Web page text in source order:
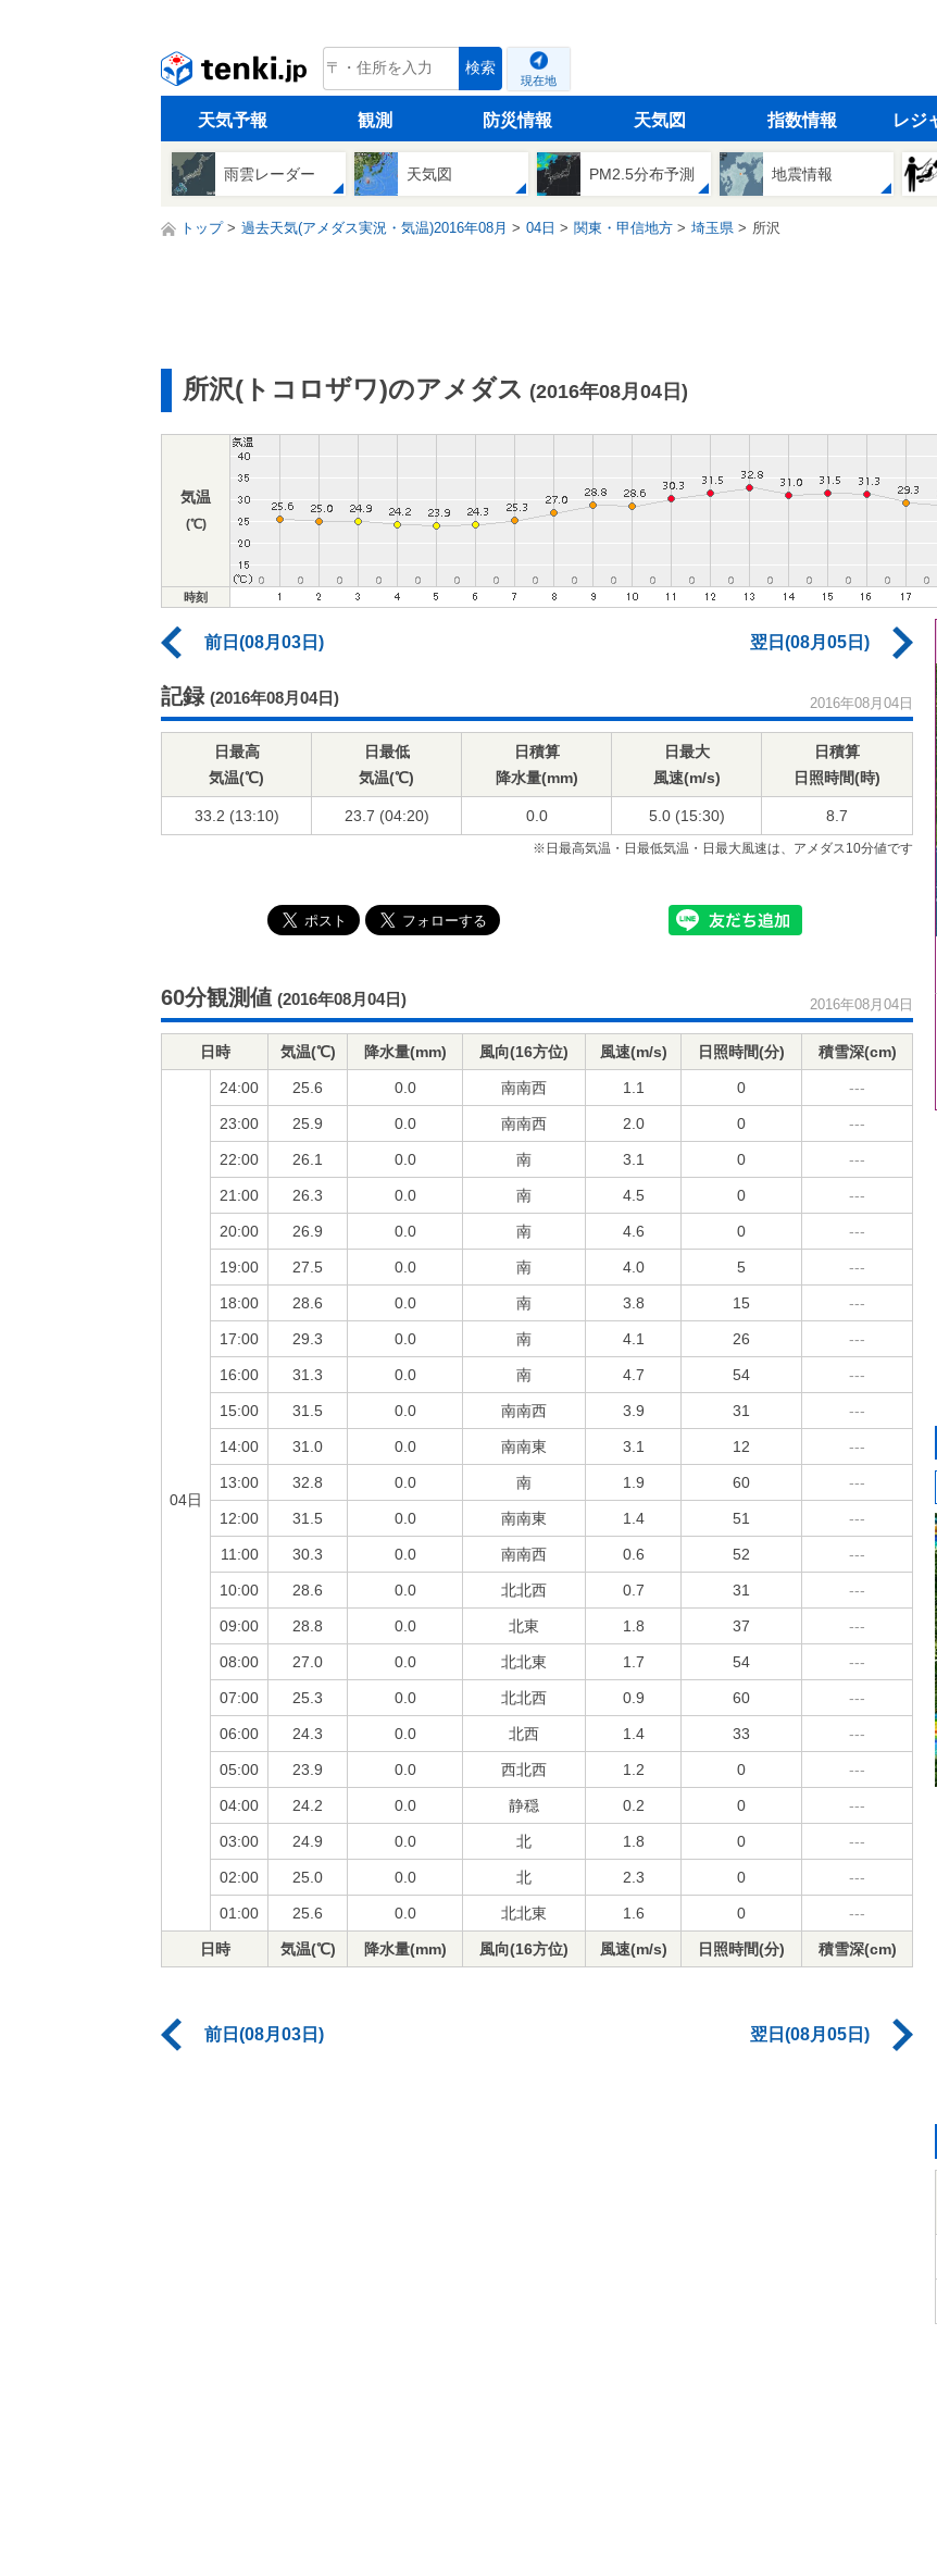
tenki.jp 検索
現在地
天気予報 観測 防災情報 天気図 指数情報 レジ
雨雲レーダー 天気図 PM2.5分布予測 地震情報
トップ 過去天気(アメダス実況・気温)2016年08月 04日 関東・甲信地方 埼玉県 所沢
所沢(トコロザワ)のアメダス (2016年08月04日)
気温
(℃)
時刻
前日(08月03日) 翌日(08月05日)
記録 (2016年08月04日) 2016年08月04日
日最高
気温(℃)
日最低
気温(℃)
日積算
降水量(mm)
日最大
風速(m/s)
日積算
日照時間(時)
33.2 (13:10) 23.7 (04:20) 0.0 5.0 (15:30) 8.7
※日最高気温・日最低気温・日最大風速は、アメダス10分値です
60分観測値 (2016年08月04日) 2016年08月04日
日時 気温(℃) 降水量(mm) 風向(16方位) 風速(m/s) 日照時間(分) 積雪深(cm)
04日
24:00 25.6 0.0 南南西 1.1 0 ---
23:00 25.9 0.0 南南西 2.0 0 ---
22:00 26.1 0.0 南 3.1 0 ---
21:00 26.3 0.0 南 4.5 0 ---
20:00 26.9 0.0 南 4.6 0 ---
19:00 27.5 0.0 南 4.0 5 ---
18:00 28.6 0.0 南 3.8 15 ---
17:00 29.3 0.0 南 4.1 26 ---
16:00 31.3 0.0 南 4.7 54 ---
15:00 31.5 0.0 南南西 3.9 31 ---
14:00 31.0 0.0 南南東 3.1 12 ---
13:00 32.8 0.0 南 1.9 60 ---
12:00 31.5 0.0 南南東 1.4 51 ---
11:00 30.3 0.0 南南西 0.6 52 ---
10:00 28.6 0.0 北北西 0.7 31 ---
09:00 28.8 0.0 北東 1.8 37 ---
08:00 27.0 0.0 北北東 1.7 54 ---
07:00 25.3 0.0 北北西 0.9 60 ---
06:00 24.3 0.0 北西 1.4 33 ---
05:00 23.9 0.0 西北西 1.2 0 ---
04:00 24.2 0.0 静穏 0.2 0 ---
03:00 24.9 0.0 北 1.8 0 ---
02:00 25.0 0.0 北 2.3 0 ---
01:00 25.6 0.0 北北東 1.6 0 ---
日時 気温(℃) 降水量(mm) 風向(16方位) 風速(m/s) 日照時間(分) 積雪深(cm)
前日(08月03日) 翌日(08月05日)